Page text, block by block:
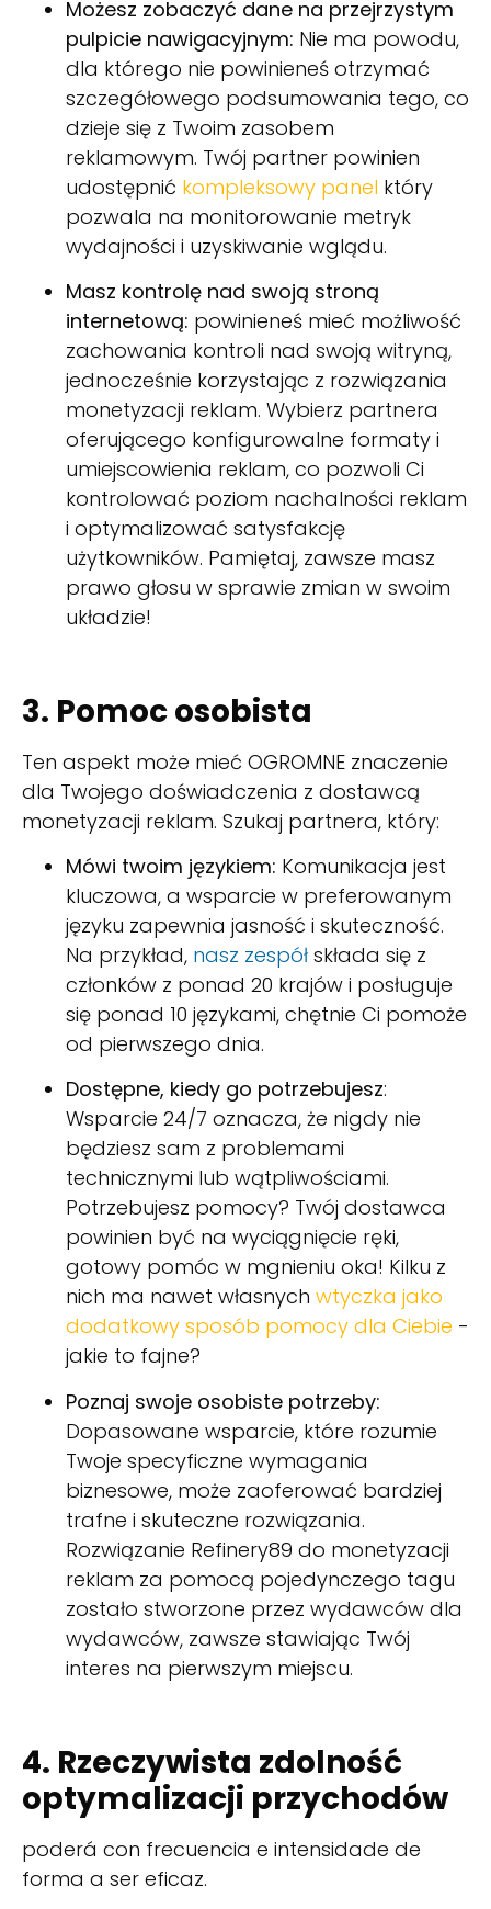
Możesz zobaczyć dane na przejrzystym
pulpicie nawigacyjnym: Nie ma powodu,
dla którego nie powinieneś otrzymać
szczegółowego podsumowania tego, co
dzieje się z Twoim zasobem
reklamowym. Twój partner powinien
udostępnić kompleksowy panel który
pozwala na monitorowanie metryk
wydajności i uzyskiwanie wglądu.
Masz kontrolę nad swoją stroną
internetową: powinieneś mieć możliwość
zachowania kontroli nad swoją witryną,
jednocześnie korzystając z rozwiązania
monetyzacji reklam. Wybierz partnera
oferującego konfigurowalne formaty i
umiejscowienia reklam, co pozwoli Ci
kontrolować poziom nachalności reklam
i optymalizować satysfakcję
użytkowników. Pamiętaj, zawsze masz
prawo głosu w sprawie zmian w swoim
układzie!
3. Pomoc osobista
Ten aspekt może mieć OGROMNE znaczenie
dla Twojego doświadczenia z dostawcą
monetyzacji reklam. Szukaj partnera, który:
Mówi twoim językiem: Komunikacja jest
kluczowa, a wsparcie w preferowanym
języku zapewnia jasność i skuteczność.
Na przykład, nasz zespółskłada się z
członków z ponad 20 krajów i posługuje
się ponad 10 językami, chętnie Ci pomoże
od pierwszego dnia.
Dostępne, kiedy go potrzebujesz:
Wsparcie 24/7 oznacza, że nigdy nie
będziesz sam z problemami
technicznymi lub wątpliwościami.
Potrzebujesz pomocy? Twój dostawca
powinien być na wyciągnięcie ręki,
gotowy pomóc w mgnieniu oka! Kilku z
nich ma nawet własnych wtyczka jako
dodatkowy sposób pomocy dla Ciebie -
jakie to fajne?
Poznaj swoje osobiste potrzeby:
Dopasowane wsparcie, które rozumie
Twoje specyficzne wymagania
biznesowe, może zaoferować bardziej
trafne i skuteczne rozwiązania.
Rozwiązanie Refinery89 do monetyzacji
reklam za pomocą pojedynczego tagu
zostało stworzone przez wydawców dla
wydawców, zawsze stawiając Twój
interes na pierwszym miejscu.
4. Rzeczywista zdolność
optymalizacji przychodów
poderá con frecuencia e intensidade de
forma a ser eficaz.